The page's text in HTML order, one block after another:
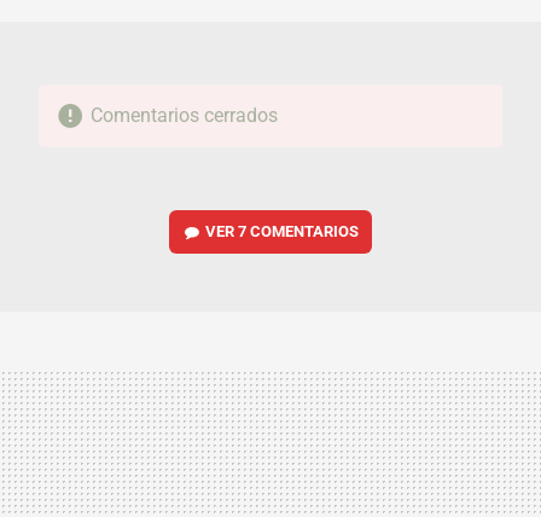
Comentarios cerrados
VER7 COMENTARIOS